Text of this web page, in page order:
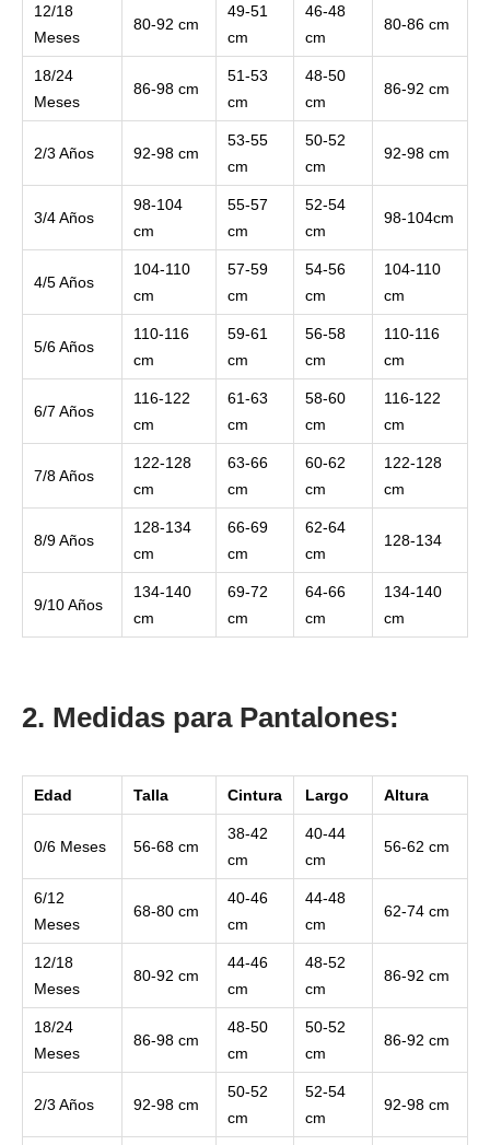
12/18
Meses
80-92 cm
49-51
cm
46-48
cm
80-86 cm
18/24
Meses
86-98 cm
51-53
cm
48-50
cm
86-92 cm
2/3 Años 92-98 cm
53-55
cm
50-52
cm
92-98 cm
3/4 Años
98-104
cm
55-57
cm
52-54
cm
98-104cm
4/5 Años
104-110
cm
57-59
cm
54-56
cm
104-110
cm
5/6 Años
110-116
cm
59-61
cm
56-58
cm
110-116
cm
6/7 Años
116-122
cm
61-63
cm
58-60
cm
116-122
cm
7/8 Años
122-128
cm
63-66
cm
60-62
cm
122-128
cm
8/9 Años
128-134
cm
66-69
cm
62-64
cm
128-134
9/10 Años
134-140
cm
69-72
cm
64-66
cm
134-140
cm
2. Medidas para Pantalones:
Edad Talla Cintura Largo Altura
0/6 Meses 56-68 cm
38-42
cm
40-44
cm
56-62 cm
6/12
Meses
68-80 cm
40-46
cm
44-48
cm
62-74 cm
12/18
Meses
80-92 cm
44-46
cm
48-52
cm
86-92 cm
18/24
Meses
86-98 cm
48-50
cm
50-52
cm
86-92 cm
2/3 Años 92-98 cm
50-52
cm
52-54
cm
92-98 cm